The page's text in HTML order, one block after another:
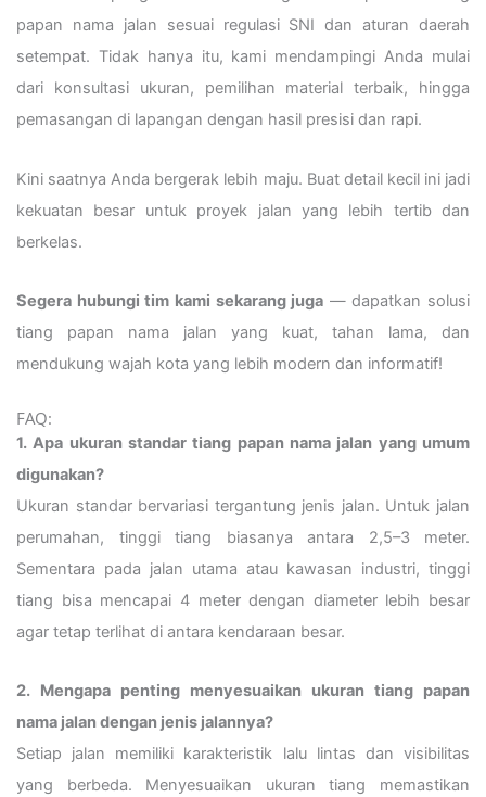
papan nama jalan sesuai regulasi SNI dan aturan daerah
setempat. Tidak hanya itu, kami mendampingi Anda mulai
dari konsultasi ukuran, pemilihan material terbaik, hingga
pemasangan di lapangan dengan hasil presisi dan rapi.
Kini saatnya Anda bergerak lebih maju. Buat detail kecil ini jadi
kekuatan besar untuk proyek jalan yang lebih tertib dan
berkelas.
Segera hubungi tim kami sekarang juga — dapatkan solusi
tiang papan nama jalan yang kuat, tahan lama, dan
mendukung wajah kota yang lebih modern dan informatif!
FAQ:
1. Apa ukuran standar tiang papan nama jalan yang umum
digunakan?
Ukuran standar bervariasi tergantung jenis jalan. Untuk jalan
perumahan, tinggi tiang biasanya antara 2,5–3 meter.
Sementara pada jalan utama atau kawasan industri, tinggi
tiang bisa mencapai 4 meter dengan diameter lebih besar
agar tetap terlihat di antara kendaraan besar.
2. Mengapa penting menyesuaikan ukuran tiang papan
nama jalan dengan jenis jalannya?
Setiap jalan memiliki karakteristik lalu lintas dan visibilitas
yang berbeda. Menyesuaikan ukuran tiang memastikan